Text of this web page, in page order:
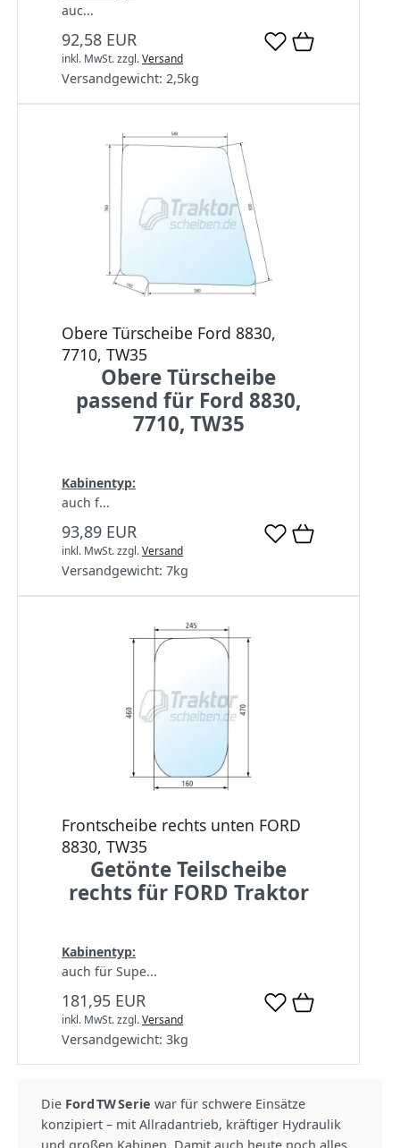
auc...
92,58 EUR
inkl. MwSt.zzgl.Versand
Versandgewicht: 2,5kg
Obere Türscheibe Ford 8830,
7710, TW35
Obere Türscheibe
passend für Ford 8830,
7710, TW35
Kabinentyp:
auch f...
93,89 EUR
inkl. MwSt.zzgl.Versand
Versandgewicht: 7kg
Frontscheibe rechts unten FORD
8830, TW35
Getönte Teilscheibe
rechts für FORD Traktor
Kabinentyp:
auch für Supe...
181,95 EUR
inkl. MwSt.zzgl.Versand
Versandgewicht: 3kg
Die Ford TW Serie war für schwere Einsätze
konzipiert – mit Allradantrieb, kräftiger Hydraulik